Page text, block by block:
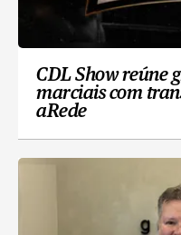
CDL Show reúne
marciais com
aRede